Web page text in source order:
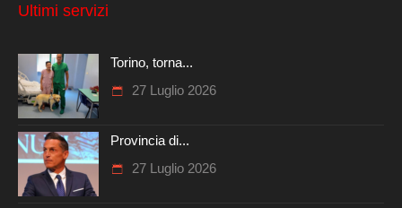
Ultimi servizi
Torino, torna...
27 Luglio 2026
Provincia di...
27 Luglio 2026